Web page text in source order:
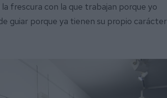
frescura con la que trabajan porque yo
guiar porque ya tienen su propio carácter